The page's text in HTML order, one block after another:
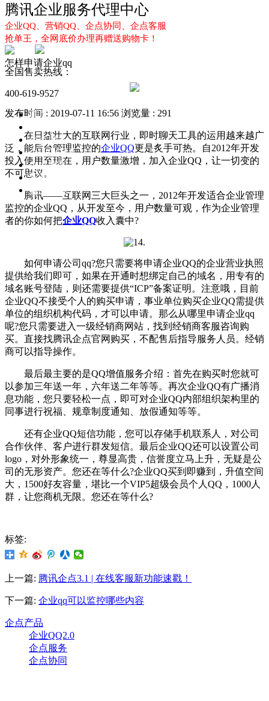
腾讯企业服务代理中心
企业QQ、营销QQ、企点协同、企点客服
抢单王，全网底价办理再赠送购物卡！
全国售卖热线：
400-619-9527
首页
企点服务
企业QQ2.0
企点协同
新闻动态
解决方案
怎样申请企业qq
发布时间 : 2019-07-11 16:56 浏览量 : 291
在日益壮大的互联网行业，即时聊天工具的运用越来越广
泛，能后台管理监控的企业QQ更是炙手可热。自2012年开发
投入使用至现在，用户数量激增，加入企业QQ，让一切变的
不可思议。
腾讯——互联网三大巨头之一，2012年开发适合企业管理
监控的企业QQ，从开发至今，用户数量可观，作为企业管理
者的你如何把企业QQ收入囊中?
如何申请公司qq?您只需要将申请企业QQ的企业营业执照
提供给我们即可，如果在开通时想绑定自己的域名，用专有的
域名账号登陆，则还需要提供“ICP”备案证明。注意哦，目前
企业QQ不接受个人的购买申请，事业单位购买企业QQ需提供
单位的组织机构代码，才可以申请。那么从哪里申请企业qq
呢?您只需要进入一级经销商网站，找到经销商客服咨询购
买。直接找腾讯企点官网购买，不配售后指导服务人员。经销
商可以指导操作。
最后最主要的是QQ增值服务介绍：首先在购买时您就可
以参加三年送一年，六年送二年等等。再次企业QQ有广播消
息功能，您只要轻松一点，即可对企业QQ内部组织架构里的
同事进行祝福、规章制度通知、放假通知等等。
还有企业QQ短信功能，您可以存储手机联系人，对公司
合作伙伴、客户进行群发短信。最后企业QQ还可以设置公司
logo，对外形象统一，尊显高贵，信誉度立马上升，无疑是公
司的无形资产。您还在等什么?企业QQ买到即赚到，升值空间
大，1500好友容量，堪比一个VIP5超级会员个人QQ，1000人
群，让您商机无限。您还在等什么?
标签:
上一篇: 腾讯企点3.1 | 在线客服新功能速戳！
下一篇: 企业qq可以监控哪些内容
企点产品
企业QQ2.0
企点服务
企点协同